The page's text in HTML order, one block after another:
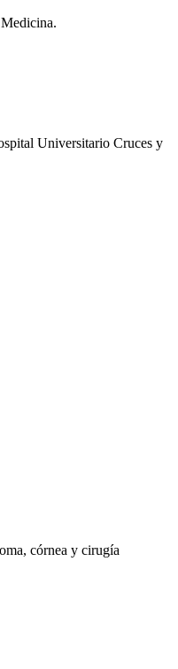
Universitario Cruces y
córnea y cirugía